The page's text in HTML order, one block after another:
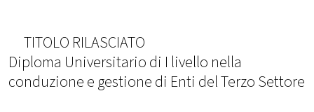
TITOLO RILASCIATO
Diploma Universitario di I livello nella
conduzione e gestione di Enti del Terzo Settore